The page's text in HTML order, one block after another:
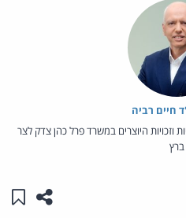
חיים רביה
וזכויות היוצרים במשרד פרל כהן צדק לצר
ברץ
שתפו